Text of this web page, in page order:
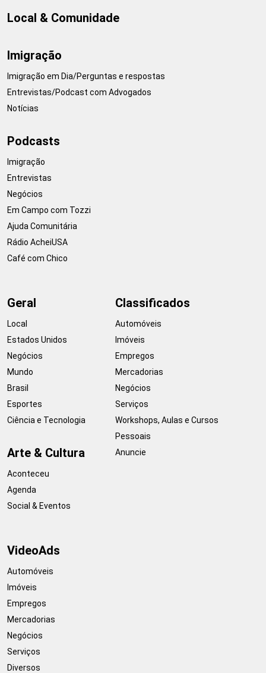
Local & Comunidade
Imigração
Imigração em Dia/Perguntas e respostas
Entrevistas/Podcast com Advogados
Notícias
Podcasts
Imigração
Entrevistas
Negócios
Em Campo com Tozzi
Ajuda Comunitária
Rádio AcheiUSA
Café com Chico
Geral
Local
Estados Unidos
Negócios
Mundo
Brasil
Esportes
Ciência e Tecnologia
Arte & Cultura
Aconteceu
Agenda
Social & Eventos
Classificados
Automóveis
Imóveis
Empregos
Mercadorias
Negócios
Serviços
Workshops, Aulas e Cursos
Pessoais
Anuncie
VideoAds
Automóveis
Imóveis
Empregos
Mercadorias
Negócios
Serviços
Diversos